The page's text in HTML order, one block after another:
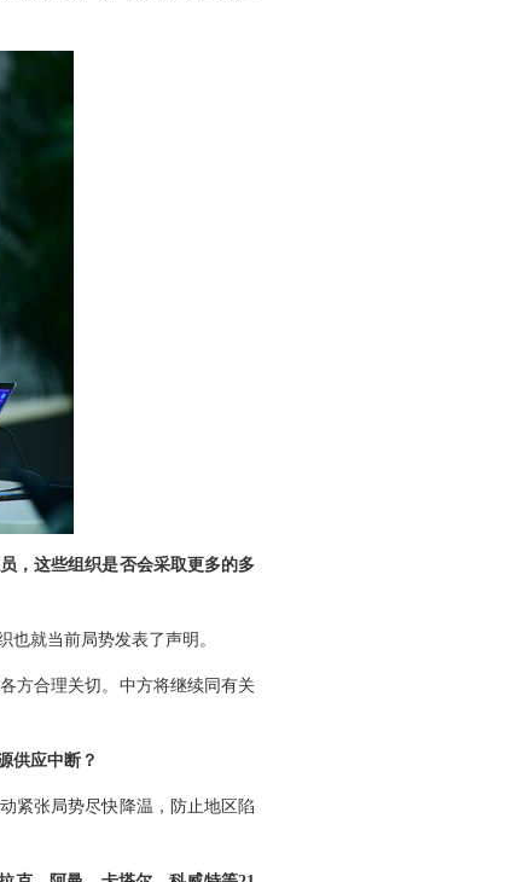
，这些组织是否会采取更多的多
就当前局势发表了声明。
方合理关切。中方将继续同有关
供应中断？
紧张局势尽快降温，防止地区陷